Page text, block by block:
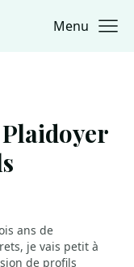
Menu
ans de
je vais petit à
de profils